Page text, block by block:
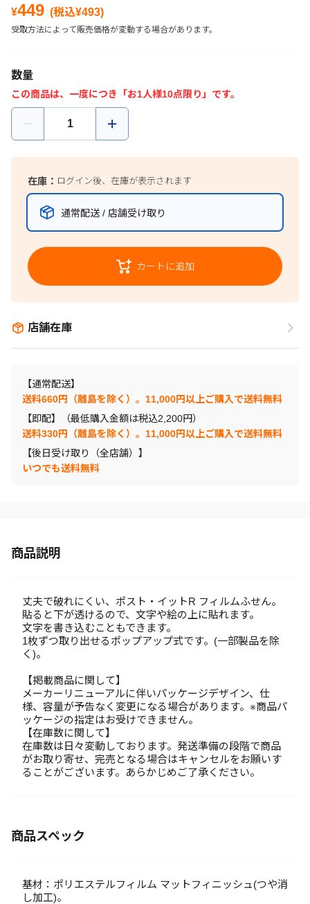
¥449 (税込¥493)
受取方法によって販売価格が変動する場合があります。
数量
この商品は、一度につき「お1人様10点限り」です。
在庫： ログイン後、在庫が表示されます
通常配送 / 店舗受け取り
カートに追加
店舗在庫
【通常配送】
送料660円（離島を除く）。11,000円以上ご購入で送料無料
【即配】（最低購入金額は税込2,200円）
送料330円（離島を除く）。11,000円以上ご購入で送料無料
【後日受け取り（全店舗）】
いつでも送料無料
商品説明
丈夫で破れにくい、ポスト・イットR フィルムふせん。
貼ると下が透けるので、文字や絵の上に貼れます。
文字を書き込むこともできます。
1枚ずつ取り出せるポップアップ式です。(一部製品を除
く)。
【掲載商品に関して】
メーカーリニューアルに伴いパッケージデザイン、仕
様、容量が予告なく変更になる場合があります。※商品パ
ッケージの指定はお受けできません。
【在庫数に関して】
在庫数は日々変動しております。発送準備の段階で商品
がお取り寄せ、完売となる場合はキャンセルをお願いす
ることがございます。あらかじめご了承ください。
商品スペック
基材：ポリエステルフィルム マットフィニッシュ(つや消
し加工)。